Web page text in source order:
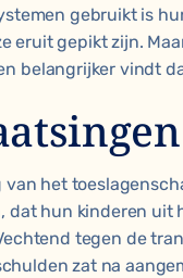
gebruikt is
eruit gepikt zijn.
belangrijker vindt
het
dat hun kinderen uit
tegen de
zat na